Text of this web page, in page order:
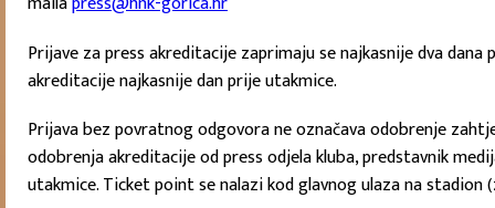
Prijave za press akreditacije zaprimaju se najkasnije dva
akreditacije najkasnije dan prije utakmice.
Prijava bez povratnog odgovora ne označava odobrenje
odobrenja akreditacije od press odjela kluba, predstavnik
utakmice. Ticket point se nalazi kod glavnog ulaza na